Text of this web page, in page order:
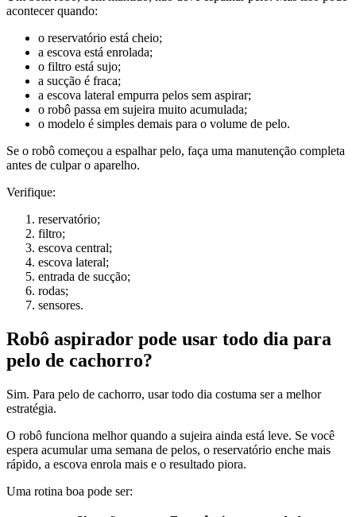
acontecer quando:
o reservatório está cheio;
a escova está enrolada;
o filtro está sujo;
a sucção é fraca;
a escova lateral empurra pelos sem aspirar;
o robô passa em sujeira muito acumulada;
o modelo é simples demais para o volume de pelo.
Se o robô começou a espalhar pelo, faça uma manutenção completa
antes de culpar o aparelho.
Verifique:
reservatório;
filtro;
escova central;
escova lateral;
entrada de sucção;
rodas;
sensores.
Robô aspirador pode usar todo dia para
pelo de cachorro?
Sim. Para pelo de cachorro, usar todo dia costuma ser a melhor
estratégia.
O robô funciona melhor quando a sujeira ainda está leve. Se você
espera acumular uma semana de pelos, o reservatório enche mais
rápido, a escova enrola mais e o resultado piora.
Uma rotina boa pode ser: